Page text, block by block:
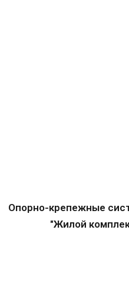
Опорно-крепежные
"Жилой